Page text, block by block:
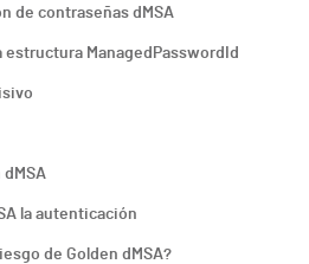
de contraseñas dMSA
estructura ManagedPasswordId
la autenticación
de Golden dMSA?